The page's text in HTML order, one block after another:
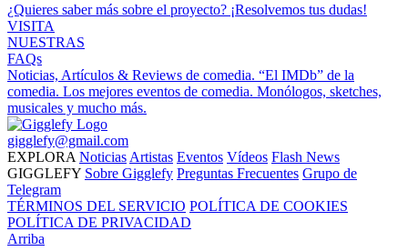
¿Quieres saber más sobre el proyecto? ¡Resolvemos tus dudas!
VISITA
NUESTRAS
FAQs
Noticias, Artículos & Reviews de comedia. “El IMDb” de la
comedia. Los mejores eventos de comedia. Monólogos, sketches,
musicales y mucho más.
gigglefy@gmail.com
EXPLORA Noticias Artistas Eventos Vídeos Flash News
GIGGLEFY Sobre Gigglefy Preguntas Frecuentes Grupo de
Telegram
TÉRMINOS DEL SERVICIO POLÍTICA DE COOKIES
POLÍTICA DE PRIVACIDAD
Arriba